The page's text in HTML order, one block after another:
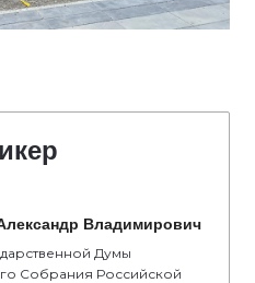
Владимирович
Думы
Собрания Российской